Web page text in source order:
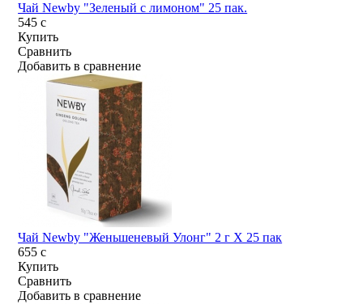
Чай Newby "Зеленый с лимоном" 25 пак.
545c
Купить
Сравнить
Добавить в сравнение
Чай Newby "Женьшеневый Улонг" 2 г Х 25 пак
655c
Купить
Сравнить
Добавить в сравнение